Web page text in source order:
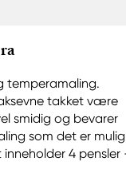
temperamaling.
takket være
smidig og bevarer
som det er
4 pensler